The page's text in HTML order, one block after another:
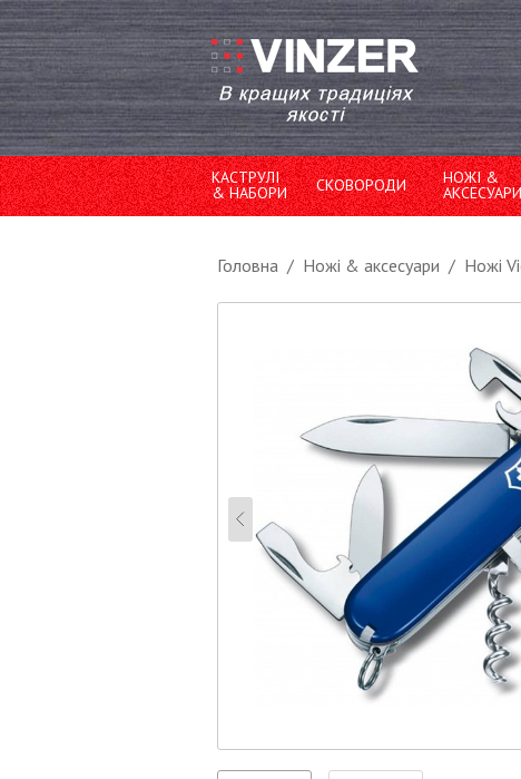
КАСТРУЛІ
& НАБОРИ СКОВОРОДИ НОЖІ &
АКСЕСУАРИ
Головна / Ножі & аксесуари / Ножі